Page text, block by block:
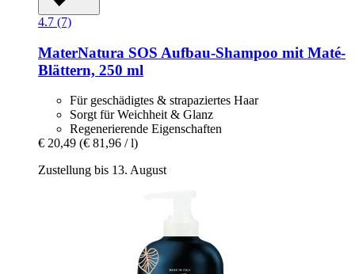
4.7 (7)
MaterNatura SOS Aufbau-​Shampoo mit Maté-​
Blättern, 250 ml
Für geschädigtes & strapaziertes Haar
Sorgt für Weichheit & Glanz
Regenerierende Eigenschaften
€ 20,49 (€ 81,96 / l)
Zustellung bis 13. August